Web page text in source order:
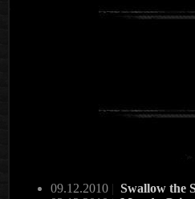
09.12.2010 | Swallow the